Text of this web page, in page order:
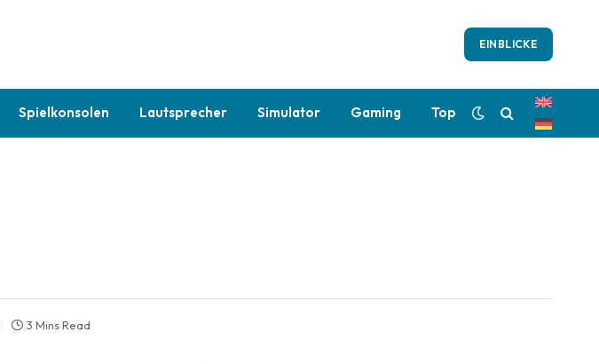
EINBLICKE
Spielkonsolen Lautsprecher Simulator Gaming Top
3 Mins Read